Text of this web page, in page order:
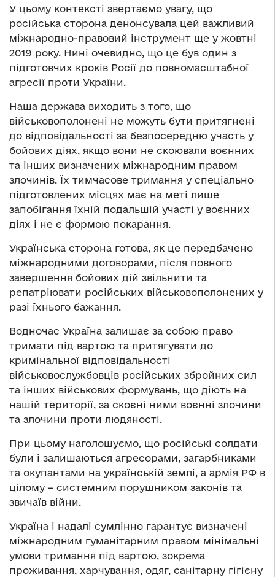
У цьому контексті звертаємо увагу, що
російська сторона денонсувала цей важливий
міжнародно-правовий інструмент ще у жовтні
2019 року. Нині очевидно, що це був один з
підготовчих кроків Росії до повномасштабної
агресії проти України.
Наша держава виходить з того, що
військовополонені не можуть бути притягнені
до відповідальності за безпосередню участь у
бойових діях, якщо вони не скоювали воєнних
та інших визначених міжнародним правом
злочинів. Їх тимчасове тримання у спеціально
підготовлених місцях має на меті лише
запобігання їхній подальшій участі у воєнних
діях і не є формою покарання.
Українська сторона готова, як це передбачено
міжнародними договорами, після повного
завершення бойових дій звільнити та
репатріювати російських військовополонених у
разі їхнього бажання.
Водночас Україна залишає за собою право
тримати під вартою та притягувати до
кримінальної відповідальності
військовослужбовців російських збройних сил
та інших військових формувань, що діють на
нашій території, за скоєні ними воєнні злочини
та злочини проти людяності.
При цьому наголошуємо, що російські солдати
були і залишаються агресорами, загарбниками
та окупантами на українській землі, а армія РФ в
цілому – системним порушником законів та
звичаїв війни.
Україна і надалі сумлінно гарантує визначені
міжнародним гуманітарним правом мінімальні
умови тримання під вартою, зокрема
проживання, харчування, одяг, санітарну гігієну